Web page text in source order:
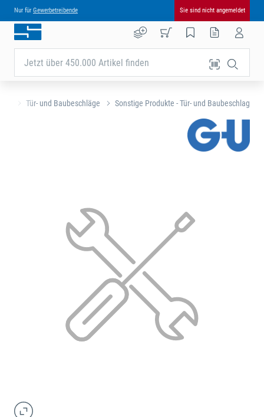
Nur für Gewerbetreibende Sie sind nicht angemeldet
Jetzt über 450.000 Artikel finden
Tür- und Baubeschläge Sonstige Produkte - Tür- und Baubeschlag